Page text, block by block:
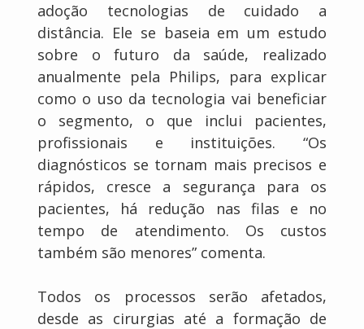
adoção tecnologias de cuidado a
distância. Ele se baseia em um estudo
sobre o futuro da saúde, realizado
anualmente pela Philips, para explicar
como o uso da tecnologia vai beneficiar
o segmento, o que inclui pacientes,
profissionais e instituições. “Os
diagnósticos se tornam mais precisos e
rápidos, cresce a segurança para os
pacientes, há redução nas filas e no
tempo de atendimento. Os custos
também são menores” comenta.
Todos os processos serão afetados,
desde as cirurgias até a formação de